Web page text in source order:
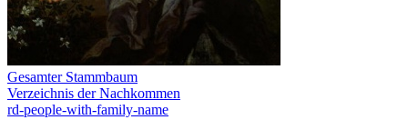
Gesamter Stammbaum
Verzeichnis der Nachkommen
rd-people-with-family-name